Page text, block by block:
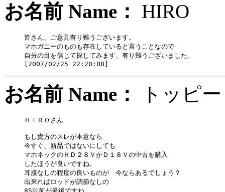
お名前 Name：
皆さん、ご意見有り難うございます。
マホガニーのものも存在していると言うことなので
自分の目を信じて探してみます、有り難うございました。
お名前 Name： トッ
ＨＩＲＯさん
もし貴方のスレが本意なら
今すぐ、新品ではないにしても
マホネックのＨＤ２８ＶかＤ１８Ｖの中古を購入
したほうが良いですね。
耳接なしの程度の良いものが　今ならあるでしょう？
出来ればロッドが調節なしの